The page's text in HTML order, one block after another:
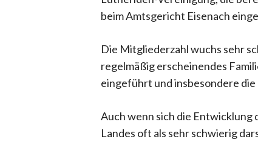
beim Amtsgericht Eisenach
Die Mitgliederzahl wuchs sehr
regelmäßig erscheinendes
eingeführt und insbesondere
Auch wenn sich die Entwicklung
Landes oft als sehr schwierig